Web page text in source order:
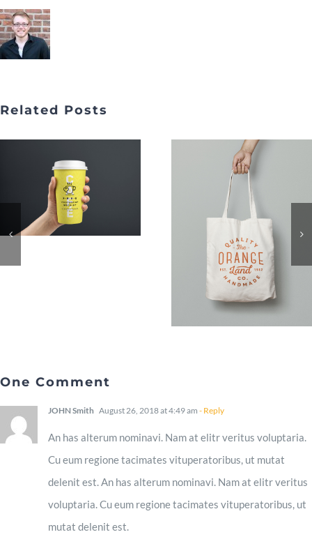
Related Posts
One Comment
JOHN Smith August 26, 2018 at 4:49 am - Reply
An has alterum nominavi. Nam at elitr veritus voluptaria.
Cu eum regione tacimates vituperatoribus, ut mutat
delenit est. An has alterum nominavi. Nam at elitr veritus
voluptaria. Cu eum regione tacimates vituperatoribus, ut
mutat delenit est.